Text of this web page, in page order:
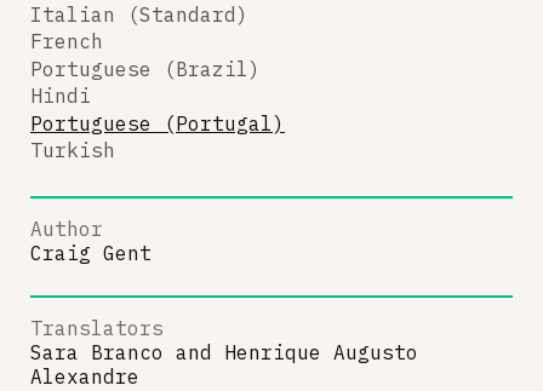
Italian (Standard)
French
Portuguese (Brazil)
Hindi
Portuguese (Portugal)
Turkish
Author
Craig Gent
Translators
Sara Branco and Henrique Augusto
Alexandre